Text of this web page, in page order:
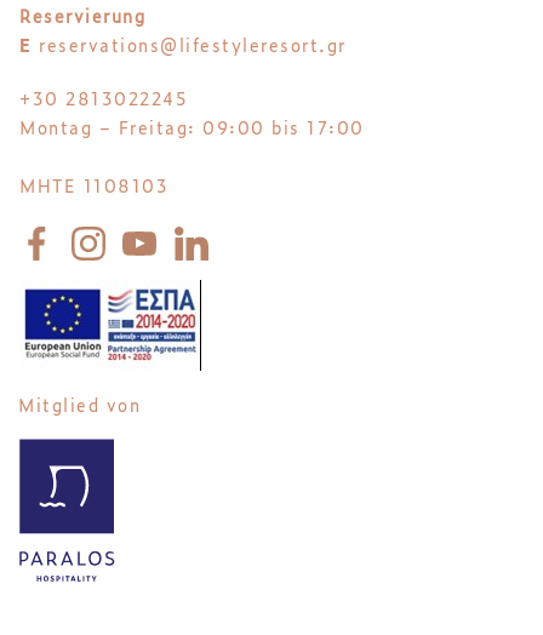
Reservierung
E reservations@lifestyleresort.gr
+30 2813022245
Montag – Freitag: 09:00 bis 17:00
MHTE 1108103
Mitglied von